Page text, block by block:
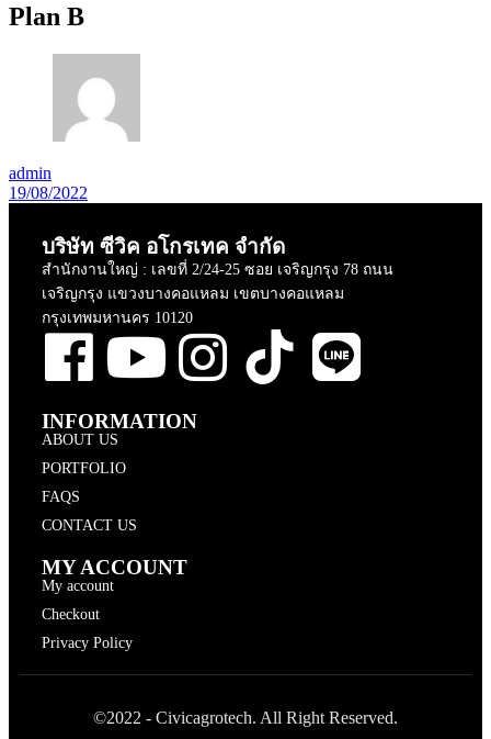
Plan B
admin
19/08/2022
บริษัท ซีวิค อโกรเทค จำกัด
สำนักงานใหญ่ : เลขที่ 2/24-25 ซอย เจริญกรุง 78 ถนน
เจริญกรุง แขวงบางคอแหลม เขตบางคอแหลม
กรุงเทพมหานคร 10120
INFORMATION
ABOUT US
PORTFOLIO
FAQS
CONTACT US
MY ACCOUNT
My account
Checkout
Privacy Policy
©2022 - Civicagrotech. All Right Reserved.